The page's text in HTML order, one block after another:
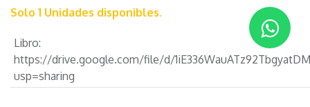
Solo 1 Unidades disponibles.
Libro:
https://drive.google.com/file/d/
usp=sharing